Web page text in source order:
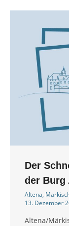
Der
der Burg
Altena,
13. Dezember
Altena/